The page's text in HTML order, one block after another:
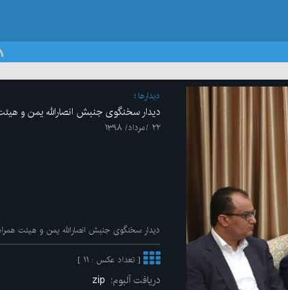
ديدارها
دیدار سخنگوی جنبش انصارالله یمن و
۲۲ /مرداد/ ۱۳۹۸
دیدار سخنگوی جنبش انصارالله یمن و هیئت
[ تعداد عکس : ۱۱ ]
دریافت آلبوم: